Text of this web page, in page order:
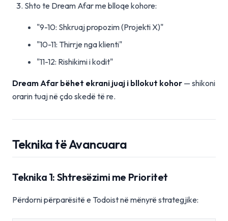
Shto te Dream Afar me blloqe kohore:
"9-10: Shkruaj propozim (Projekti X)"
"10-11: Thirrje nga klienti"
"11-12: Rishikimi i kodit"
Dream Afar bëhet ekrani juaj i bllokut kohor — shikoni
orarin tuaj në çdo skedë të re.
Teknika të Avancuara
Teknika 1: Shtresëzimi me Prioritet
Përdorni përparësitë e Todoist në mënyrë strategjike: